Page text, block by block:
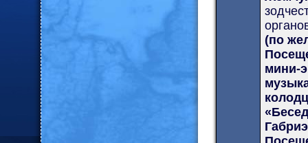
(по
мини-